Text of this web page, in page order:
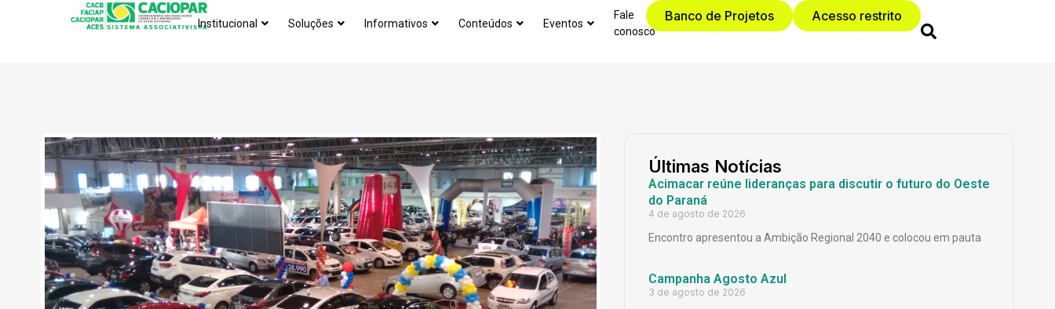
Institucional Soluções Informativos Conteúdos Eventos
Fale
conosco
Banco de Projetos Acesso restrito
Últimas Notícias
Acimacar reúne lideranças para discutir o futuro do Oeste
do Paraná
4 de agosto de 2026
Encontro apresentou a Ambição Regional 2040 e colocou em pauta
Campanha Agosto Azul
3 de agosto de 2026